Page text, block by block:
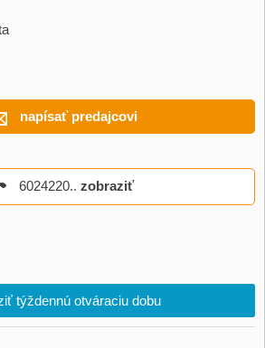
napísať predajcovi
6024220.. zobraziť
týždennú otváraciu dobu